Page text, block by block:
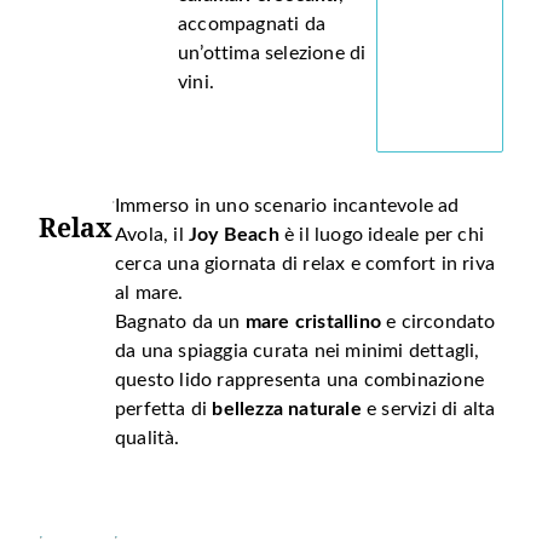
accompagnati da
un’ottima selezione di
vini.
Relax
Immerso in uno scenario incantevole ad
Avola, il Joy Beachè il luogo ideale per chi
cerca una giornata di relax e comfort in riva
al mare.
Bagnato da un mare cristallino e circondato
da una spiaggia curata nei minimi dettagli,
questo lido rappresenta una combinazione
perfetta di bellezza naturale e servizi di alta
qualità.